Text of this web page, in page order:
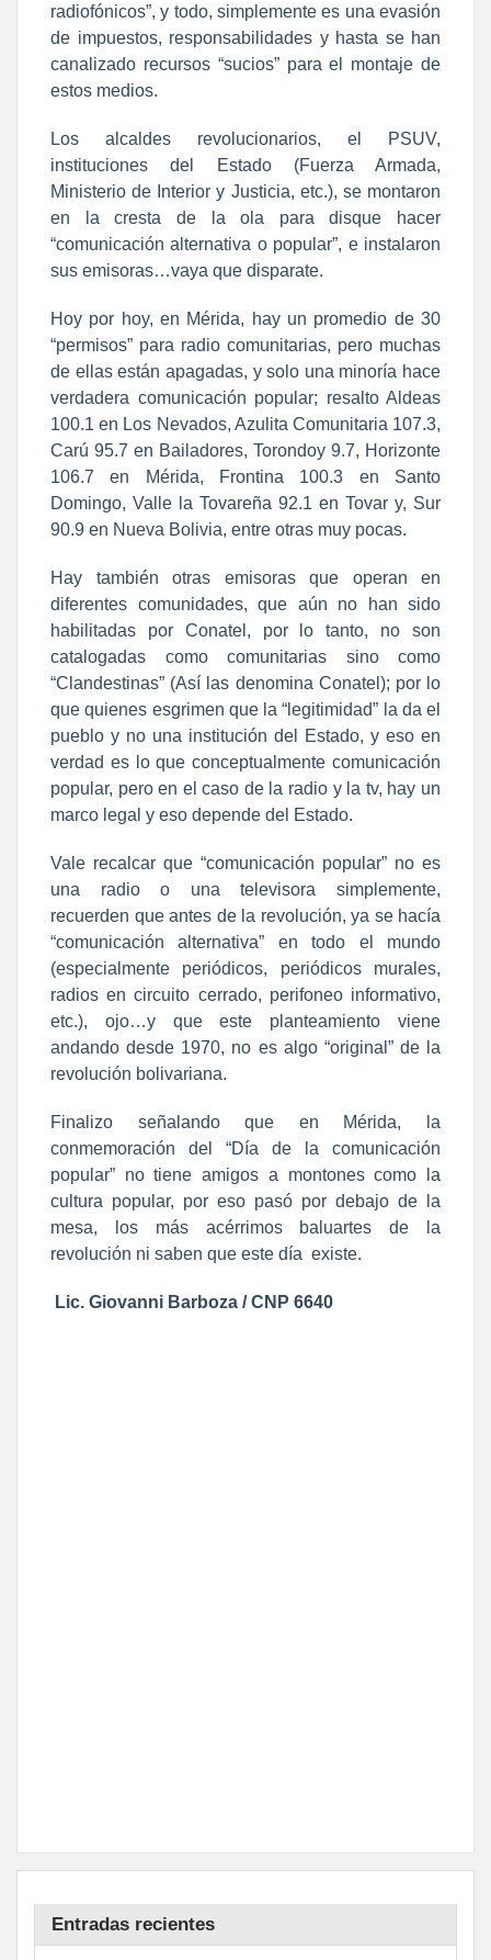
radiofónicos”, y todo, simplemente es una evasión
de impuestos, responsabilidades y hasta se han
canalizado recursos “sucios” para el montaje de
estos medios.
Los alcaldes revolucionarios, el PSUV,
instituciones del Estado (Fuerza Armada,
Ministerio de Interior y Justicia, etc.), se montaron
en la cresta de la ola para disque hacer
“comunicación alternativa o popular”, e instalaron
sus emisoras…vaya que disparate.
Hoy por hoy, en Mérida, hay un promedio de 30
“permisos” para radio comunitarias, pero muchas
de ellas están apagadas, y solo una minoría hace
verdadera comunicación popular; resalto Aldeas
100.1 en Los Nevados, Azulita Comunitaria 107.3,
Carú 95.7 en Bailadores, Torondoy 9.7, Horizonte
106.7 en Mérida, Frontina 100.3 en Santo
Domingo, Valle la Tovareña 92.1 en Tovar y, Sur
90.9 en Nueva Bolivia, entre otras muy pocas.
Hay también otras emisoras que operan en
diferentes comunidades, que aún no han sido
habilitadas por Conatel, por lo tanto, no son
catalogadas como comunitarias sino como
“Clandestinas” (Así las denomina Conatel); por lo
que quienes esgrimen que la “legitimidad” la da el
pueblo y no una institución del Estado, y eso en
verdad es lo que conceptualmente comunicación
popular, pero en el caso de la radio y la tv, hay un
marco legal y eso depende del Estado.
Vale recalcar que “comunicación popular” no es
una radio o una televisora simplemente,
recuerden que antes de la revolución, ya se hacía
“comunicación alternativa” en todo el mundo
(especialmente periódicos, periódicos murales,
radios en circuito cerrado, perifoneo informativo,
etc.), ojo…y que este planteamiento viene
andando desde 1970, no es algo “original” de la
revolución bolivariana.
Finalizo señalando que en Mérida, la
conmemoración del “Día de la comunicación
popular” no tiene amigos a montones como la
cultura popular, por eso pasó por debajo de la
mesa, los más acérrimos baluartes de la
revolución ni saben que este día existe.
Lic. Giovanni Barboza / CNP 6640
Entradas recientes